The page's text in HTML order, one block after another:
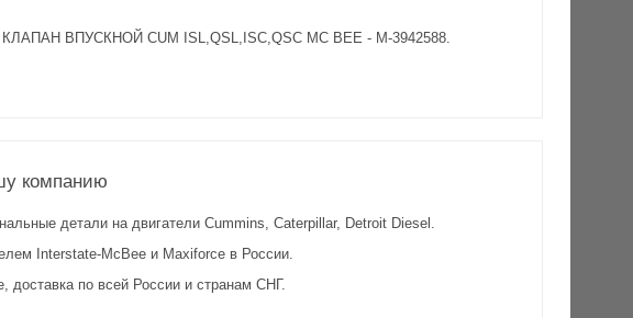
КЛАПАН ВПУСКНОЙ CUM ISL,QSL,ISC,QSC MC BEE - M-3942588.
компанию
детали на двигатели Cummins, Caterpillar, Detroit Diesel.
Interstate-McBee и Maxiforce в России.
доставка по всей России и странам СНГ.